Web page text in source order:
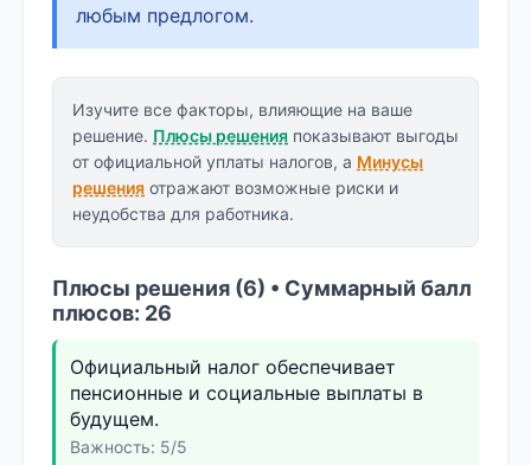
любым предлогом.
Изучите все факторы, влияющие на ваше
решение. Плюсы решения показывают выгоды
от официальной уплаты налогов, а Минусы
решения отражают возможные риски и
неудобства для работника.
Плюсы решения (6) • Суммарный балл
плюсов: 26
Официальный налог обеспечивает
пенсионные и социальные выплаты в
будущем.
Важность: 5/5